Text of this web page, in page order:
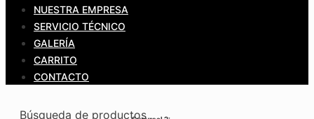
NUESTRA EMPRESA
SERVICIO TÉCNICO
GALERÍA
CARRITO
CONTACTO
Búsqueda de productos